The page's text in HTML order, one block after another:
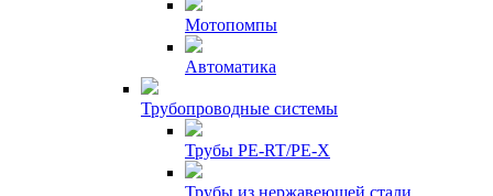
Мотопомпы
Автоматика
Трубопроводные системы
Трубы PE-RT/PE-X
Трубы из нержавеющей стали